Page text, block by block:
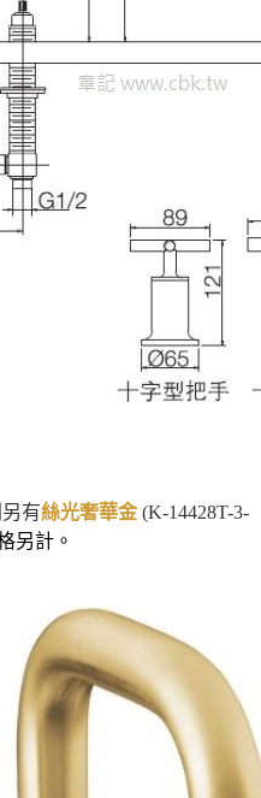
有絲光奢華金(K-14428T-3-
另計。